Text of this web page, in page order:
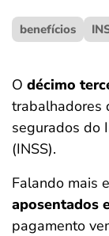
ferramentas
benefícios
O décimo
trabalhadores
segurados do
(INSS).
Falando mais
aposentados
pagamento